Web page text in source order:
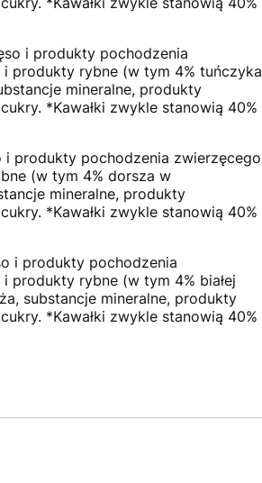
i produkty pochodzenia
produkty rybne (w tym 4% tuńczyka
mineralne, produkty
*Kawałki zwykle stanowią 40%
i produkty pochodzenia zwierzęcego
(w tym 4% dorsza w
mineralne, produkty
*Kawałki zwykle stanowią 40%
i produkty pochodzenia
produkty rybne (w tym 4% białej
substancje mineralne, produkty
*Kawałki zwykle stanowią 40%